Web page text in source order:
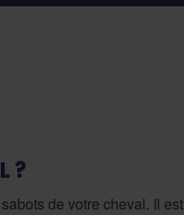
?
de votre cheval. Il